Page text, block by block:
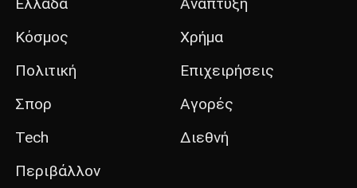
Κόσμος
Πολιτική
Σπορ
Tech
Περιβάλλον
Χρήμα
Επιχειρήσεις
Αγορές
Διεθνή